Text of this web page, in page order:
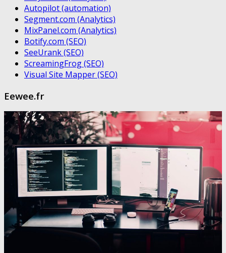
Autopilot (automation)
Segment.com (Analytics)
MixPanel.com (Analytics)
Botify.com (SEO)
SeeUrank (SEO)
ScreamingFrog (SEO)
Visual Site Mapper (SEO)
Eewee.fr